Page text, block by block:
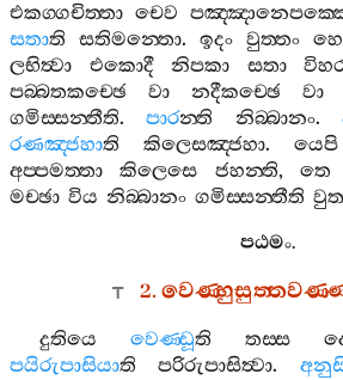
එකග‍්ගචිත‍්තා චෙව
සතාති සතිමන‍්තො. ඉදං වුත‍්තං
ලභිත්‍වා
එකොදී නිපකා සතා
පබ‍්බතකච‍්ඡෙ
වා නදීකච‍්ඡෙ වා
ගමිස‍්සන‍්තීති.පාරන‍්ති නිබ‍්බානං.
රණඤ‍්ජහාති කිලෙසඤ‍්ජහා. යෙපි
අප‍්පමත‍්තා
කිලෙසෙ ජහන‍්ති,තෙ
මච‍්ඡා විය නිබ‍්බානං ගමිස‍්සන‍්තීති
පඨමං.
2.
දුතියෙ වෙණ‍්ඩූති තස‍්ස
පයිරුපාසියාති පරිරුපාසිත්‍වා.